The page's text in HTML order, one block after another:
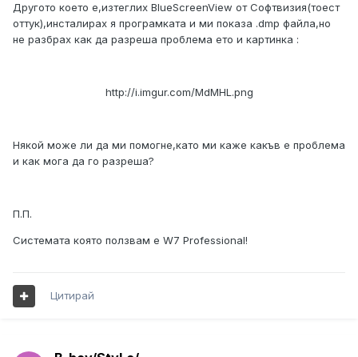
Другото което е,изтеглих BlueScreenView от Софтвизия(тоест
оттук),инсталирах я програмката и ми показа .dmp файла,но
не разбрах как да разреша проблема ето и картинка :
http://i.imgur.com/MdMHL.png
Някой може ли да ми помогне,като ми каже какъв е проблема
и как мога да го разреша?
П.П.
Системата която ползвам е W7 Professional!
Цитирай